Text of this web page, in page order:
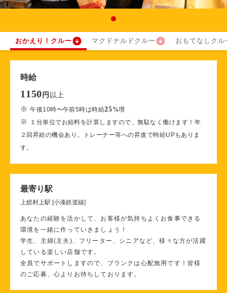
おかえり！クルー マクドナルドクルー おもてなしクル
時給
1150 円 以上
※午後10時〜午前5時は時給25%増
※
１分単位でお給料を計算しますので、無駄なく働けます！年
２回昇給の機会あり。トレーナー等への昇進で時給UPもありま
す。
最寄り駅
上総村上駅 [小湊鉄道線]
あなたの経験を活かして、お客様が気持ちよくお食事できる
環境を一緒に作っていきましょう！
学生、主婦(主夫)、フリーター、シニアなど、様々な方が活躍
している楽しい店舗です。
全員でサポートしますので、ブランクは心配無用です！皆様
のご応募、心よりお待ちしております。